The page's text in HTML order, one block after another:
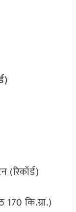
कि.ग्रा.)